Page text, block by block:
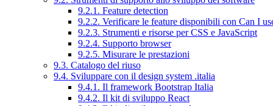
9.2.1. Feature detection
9.2.2. Verificare le feature disponibili con Can I
9.2.3. Strumenti e risorse per CSS e JavaScript
9.2.4. Supporto browser
9.2.5. Misurare le prestazioni
9.3. Catalogo del riuso
9.4. Sviluppare con il design system .italia
9.4.1. Il framework Bootstrap Italia
9.4.2. Il kit di sviluppo React